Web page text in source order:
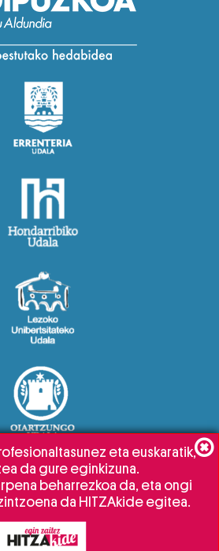
eta euskaratik,
da gure eginkizuna.
beharrezkoa da, eta ongi
da HITZAkide egitea.